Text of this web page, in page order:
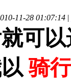
11-28 01:07:14 |
可
以骑